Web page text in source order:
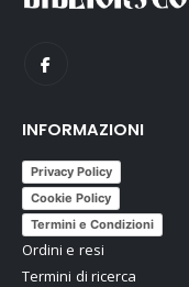
INFORMAZIONI
Privacy Policy
Cookie Policy
Termini e Condizioni
Ordini e resi
Termini di ricerca